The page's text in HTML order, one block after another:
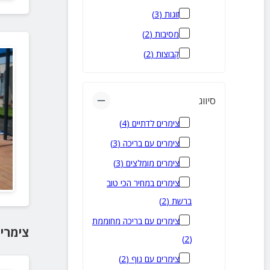
מדרך עוז
מע'אר(
3
)
פוריה נווה עובד
כעביה טבאש(
2
)
אדירים(
2
)
ארבל(
2
)
בית לחם הגלילית(
2
)
גדעונה
הזורעים(
2
)
זוגות (
3
)
מסיבות (
2
)
קבוצות (
2
)
סיווג
צימרים לדתיים (
4
)
צימרים עם בריכה (
3
)
צימרים מומלצים (
3
)
צימרים במחיר הכי טוב
ברשת (
2
)
צימרים עם בריכה מחוממת
(
2
)
צימרים עם נוף (
2
)